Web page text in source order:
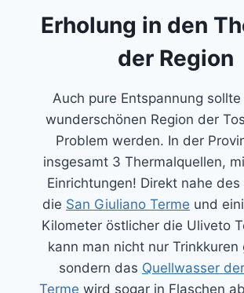
Erholung in den
der Region
Auch pure Entspannung
wunderschönen Region der
Problem werden. In der
insgesamt 3 Thermalquellen,
Einrichtungen! Direkt nahe
die San Giuliano Terme und
Kilometer östlicher die Uliveto
kann man nicht nur Trinkkuren
sondern das Quellwasser
Terme wird sogar in Flaschen